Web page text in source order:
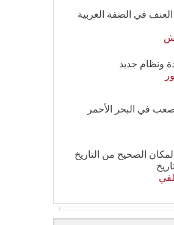
العنف في الضفة الغربية
ونظام جديد
في البحر الأحمر
الصحيح من التاريخ